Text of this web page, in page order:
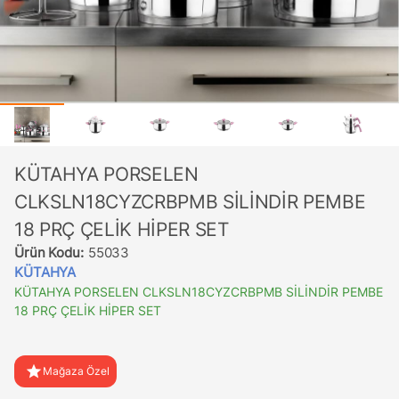
KÜTAHYA PORSELEN
CLKSLN18CYZCRBPMB SİLİNDİR PEMBE
18 PRÇ ÇELİK HİPER SET
Ürün Kodu: 55033
KÜTAHYA
KÜTAHYA PORSELEN CLKSLN18CYZCRBPMB SİLİNDİR PEMBE
18 PRÇ ÇELİK HİPER SET
star Mağaza Özel